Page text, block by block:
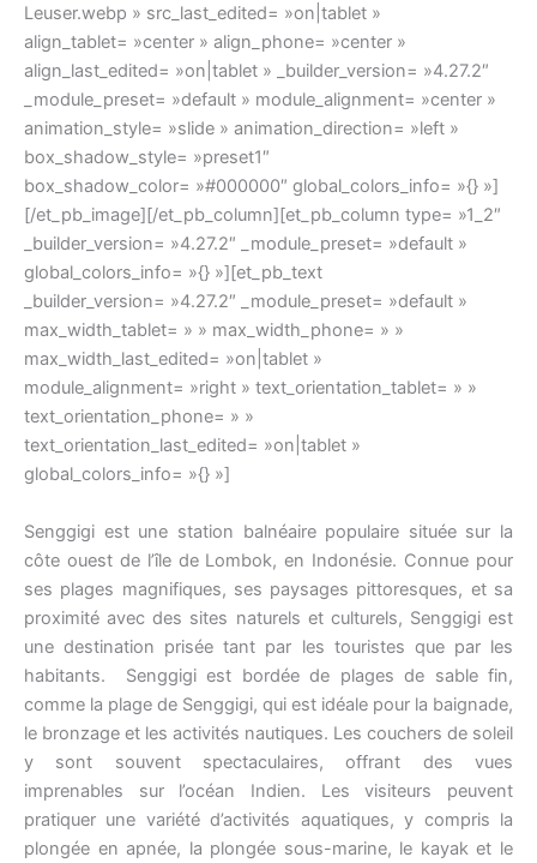
Leuser.webp » src_last_edited= »on|tablet »
align_tablet= »center » align_phone= »center »
align_last_edited= »on|tablet » _builder_version= »4.27.2″
_module_preset= »default » module_alignment= »center »
animation_style= »slide » animation_direction= »left »
box_shadow_style= »preset1″
box_shadow_color= »#000000″ global_colors_info= »{} »]
[/et_pb_image][/et_pb_column][et_pb_column type= »1_2″
_builder_version= »4.27.2″ _module_preset= »default »
global_colors_info= »{} »][et_pb_text
_builder_version= »4.27.2″ _module_preset= »default »
max_width_tablet= » » max_width_phone= » »
max_width_last_edited= »on|tablet »
module_alignment= »right » text_orientation_tablet= » »
text_orientation_phone= » »
text_orientation_last_edited= »on|tablet »
global_colors_info= »{} »]
Senggigi est une station balnéaire populaire située sur la
côte ouest de l’île de Lombok, en Indonésie. Connue pour
ses plages magnifiques, ses paysages pittoresques, et sa
proximité avec des sites naturels et culturels, Senggigi est
une destination prisée tant par les touristes que par les
habitants. Senggigi est bordée de plages de sable fin,
comme la plage de Senggigi, qui est idéale pour la baignade,
le bronzage et les activités nautiques. Les couchers de soleil
y sont souvent spectaculaires, offrant des vues
imprenables sur l’océan Indien. Les visiteurs peuvent
pratiquer une variété d’activités aquatiques, y compris la
plongée en apnée, la plongée sous-marine, le kayak et le